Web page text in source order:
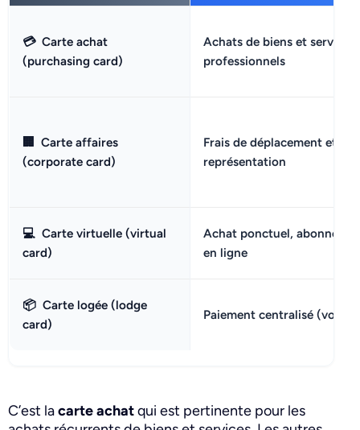
💳 Carte achat
(purchasing card)
Achats de biens et services
professionnels
🏢
Carte affaires
(corporate card)
Frais de déplacement et de
représentation
💻 Carte virtuelle (virtual
card)
Achat ponctuel,
en ligne
📦 Carte logée (lodge
card)
Paiement centralisé
C’est lacarte achatqui est pertinente pour les